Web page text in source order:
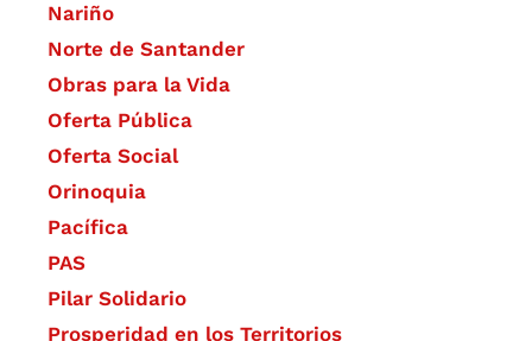
Nariño
Norte de Santander
Obras para la Vida
Oferta Pública
Oferta Social​​
Orinoquia
Pacífica
PAS
Pilar Solidario
Prosperidad en los Territorios